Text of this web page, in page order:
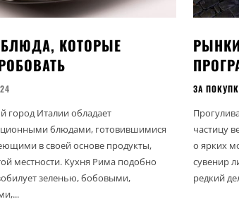
КОТОРЫЕ
город Италии обладает
блюдами, готовившимися
в своей основе продукты,
местности. Кухня Рима подобно
зеленью, бобовыми,
ЗА
частицу
о ярких
сувенир
редкий